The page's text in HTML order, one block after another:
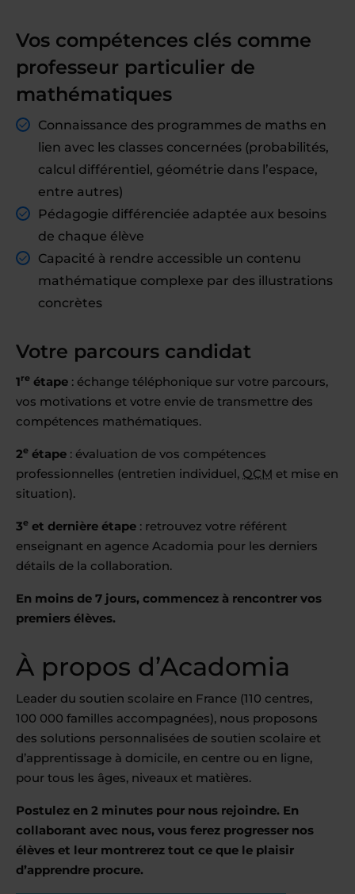
Vos compétences clés comme
professeur particulier de
mathématiques
Connaissance des programmes de maths en
lien avec les classes concernées (probabilités,
calcul différentiel, géométrie dans l’espace,
entre autres)
Pédagogie différenciée adaptée aux besoins
de chaque élève
Capacité à rendre accessible un contenu
mathématique complexe par des illustrations
concrètes
Votre parcours candidat
1re étape : échange téléphonique sur votre parcours,
vos motivations et votre envie de transmettre des
compétences mathématiques.
2e étape : évaluation de vos compétences
professionnelles (entretien individuel, QCM et mise en
situation).
3e et dernière étape : retrouvez votre référent
enseignant en agence Acadomia pour les derniers
détails de la collaboration.
En moins de 7 jours, commencez à rencontrer vos
premiers élèves.
À propos d’Acadomia
Leader du soutien scolaire en France (110 centres,
100 000 familles accompagnées), nous proposons
des solutions personnalisées de soutien scolaire et
d’apprentissage à domicile, en centre ou en ligne,
pour tous les âges, niveaux et matières.
Postulez en 2 minutes pour nous rejoindre. En
collaborant avec nous, vous ferez progresser nos
élèves et leur montrerez tout ce que le plaisir
d’apprendre procure.